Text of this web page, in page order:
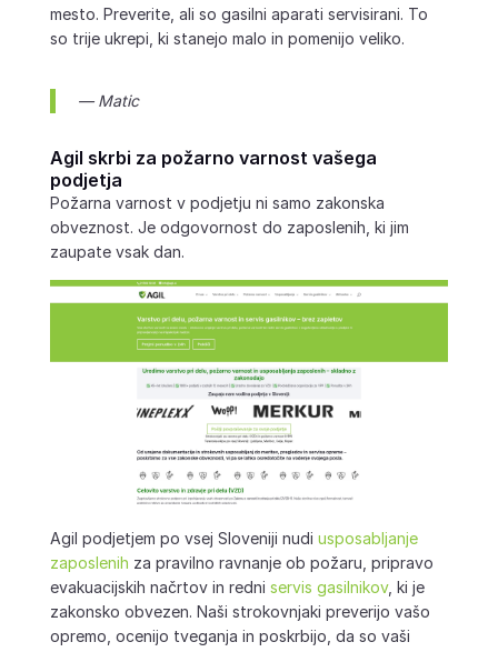
mesto. Preverite, ali so gasilni aparati servisirani. To
so trije ukrepi, ki stanejo malo in pomenijo veliko.
— Matic
Agil skrbi za požarno varnost vašega
podjetja
Požarna varnost v podjetju ni samo zakonska
obveznost. Je odgovornost do zaposlenih, ki jim
zaupate vsak dan.
Agil podjetjem po vsej Sloveniji nudi usposabljanje
zaposlenih za pravilno ravnanje ob požaru, pripravo
evakuacijskih načrtov in redni servis gasilnikov, ki je
zakonsko obvezen. Naši strokovnjaki preverijo vašo
opremo, ocenijo tveganja in poskrbijo, da so vaši